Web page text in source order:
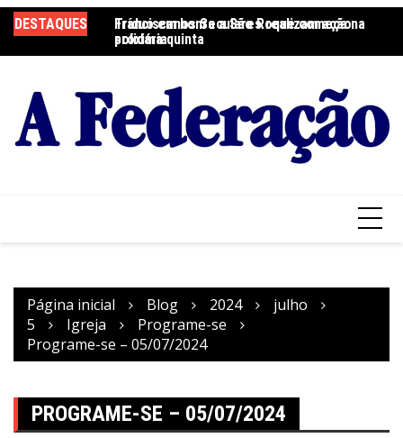
para
o
DESTAQUES
Tríduo em honra a São Roque começa na
próxima quinta
Franciscanos Seculares realizam ação
solidária
Página inicial Blog 2024
julho
5
Igreja
Programe-se
Programe-se – 05/07/2024
PROGRAME-SE – 05/07/2024